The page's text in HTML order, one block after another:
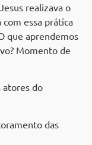
realizava o
essa prática
que aprendemos
Momento de
atores do
das